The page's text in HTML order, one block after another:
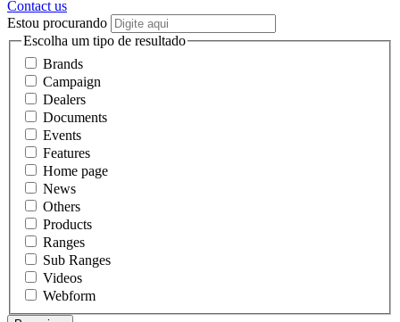
Contact us
Estou procurando
Escolha um tipo de resultado
Brands
Campaign
Dealers
Documents
Events
Features
Home page
News
Others
Products
Ranges
Sub Ranges
Videos
Webform